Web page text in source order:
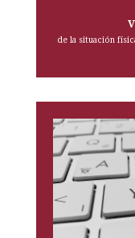
de la situación